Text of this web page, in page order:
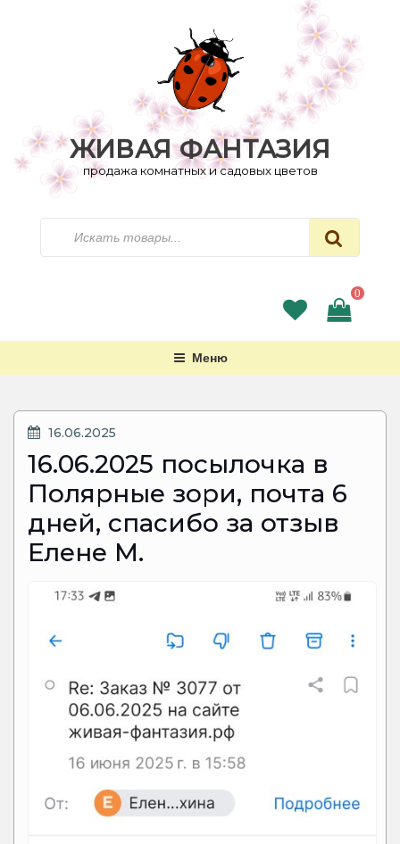
ЖИВАЯ ФАНТАЗИЯ
продажа комнатных и садовых цветов
0
Меню
ОПУБЛИКОВАНО
16.06.2025
16.06.2025 посылочка в
Полярные зори, почта 6
дней, спасибо за отзыв
Елене М.